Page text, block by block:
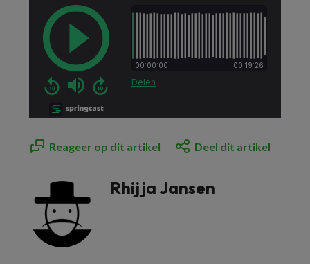
Reageer op dit artikel Deel dit artikel
Rhijja Jansen